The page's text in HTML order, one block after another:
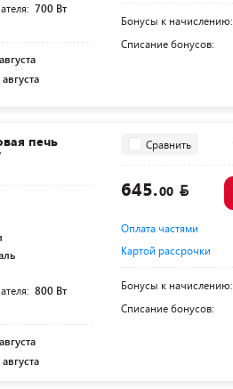
700 Вт
Бонусы к начислению:
Списание бонусов:
печь
800 Вт
Сравнить
645.00
Оплата частями
Картой рассрочки
Бонусы к начислению:
Списание бонусов: